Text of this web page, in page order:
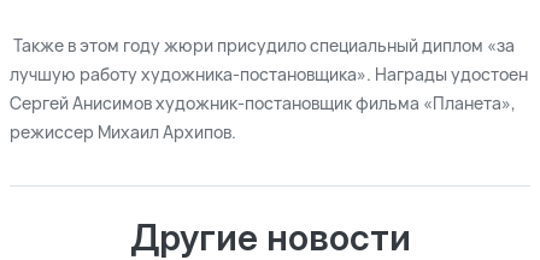
Также в этом году жюри присудило специальный диплом «за
лучшую работу художника-постановщика». Награды удостоен
Сергей Анисимов художник-постановщик фильма «Планета»,
режиссер Михаил Архипов.
Другие новости